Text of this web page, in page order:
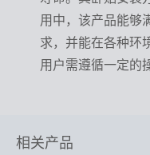
用中，该产品能够
求，并能在各种环
用户需遵循一定的
相关产品